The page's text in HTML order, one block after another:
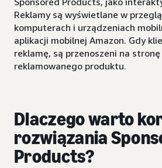
Reklamy są wyświetlane w
komputerach i urządzeniach
aplikacji mobilnej Amazon. Gdy
reklamę, są przenoszeni na
reklamowanego produktu.
Dlaczego warto
rozwiązania
Products?